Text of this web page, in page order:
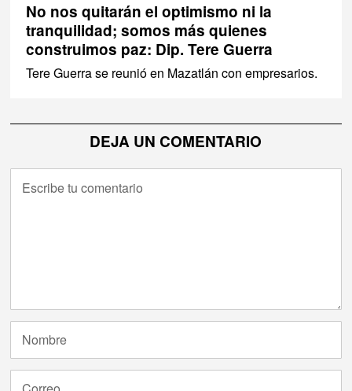
No nos quitarán el optimismo ni la
tranquilidad; somos más quienes
construimos paz: Dip. Tere Guerra
Tere Guerra se reunió en Mazatlán con empresarios.
DEJA UN COMENTARIO